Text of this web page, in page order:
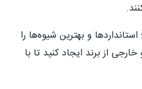
و بهترین شیوه‌ها را
از برند ایجاد کنید تا با